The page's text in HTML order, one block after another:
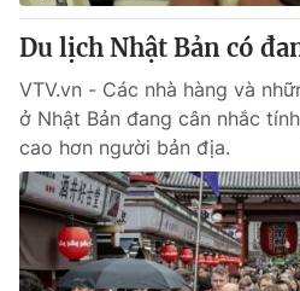
Du lịch Nhật Bản có
VTV.vn - Các nhà hàng và
ở Nhật Bản đang cân nhắc
cao hơn người bản địa.